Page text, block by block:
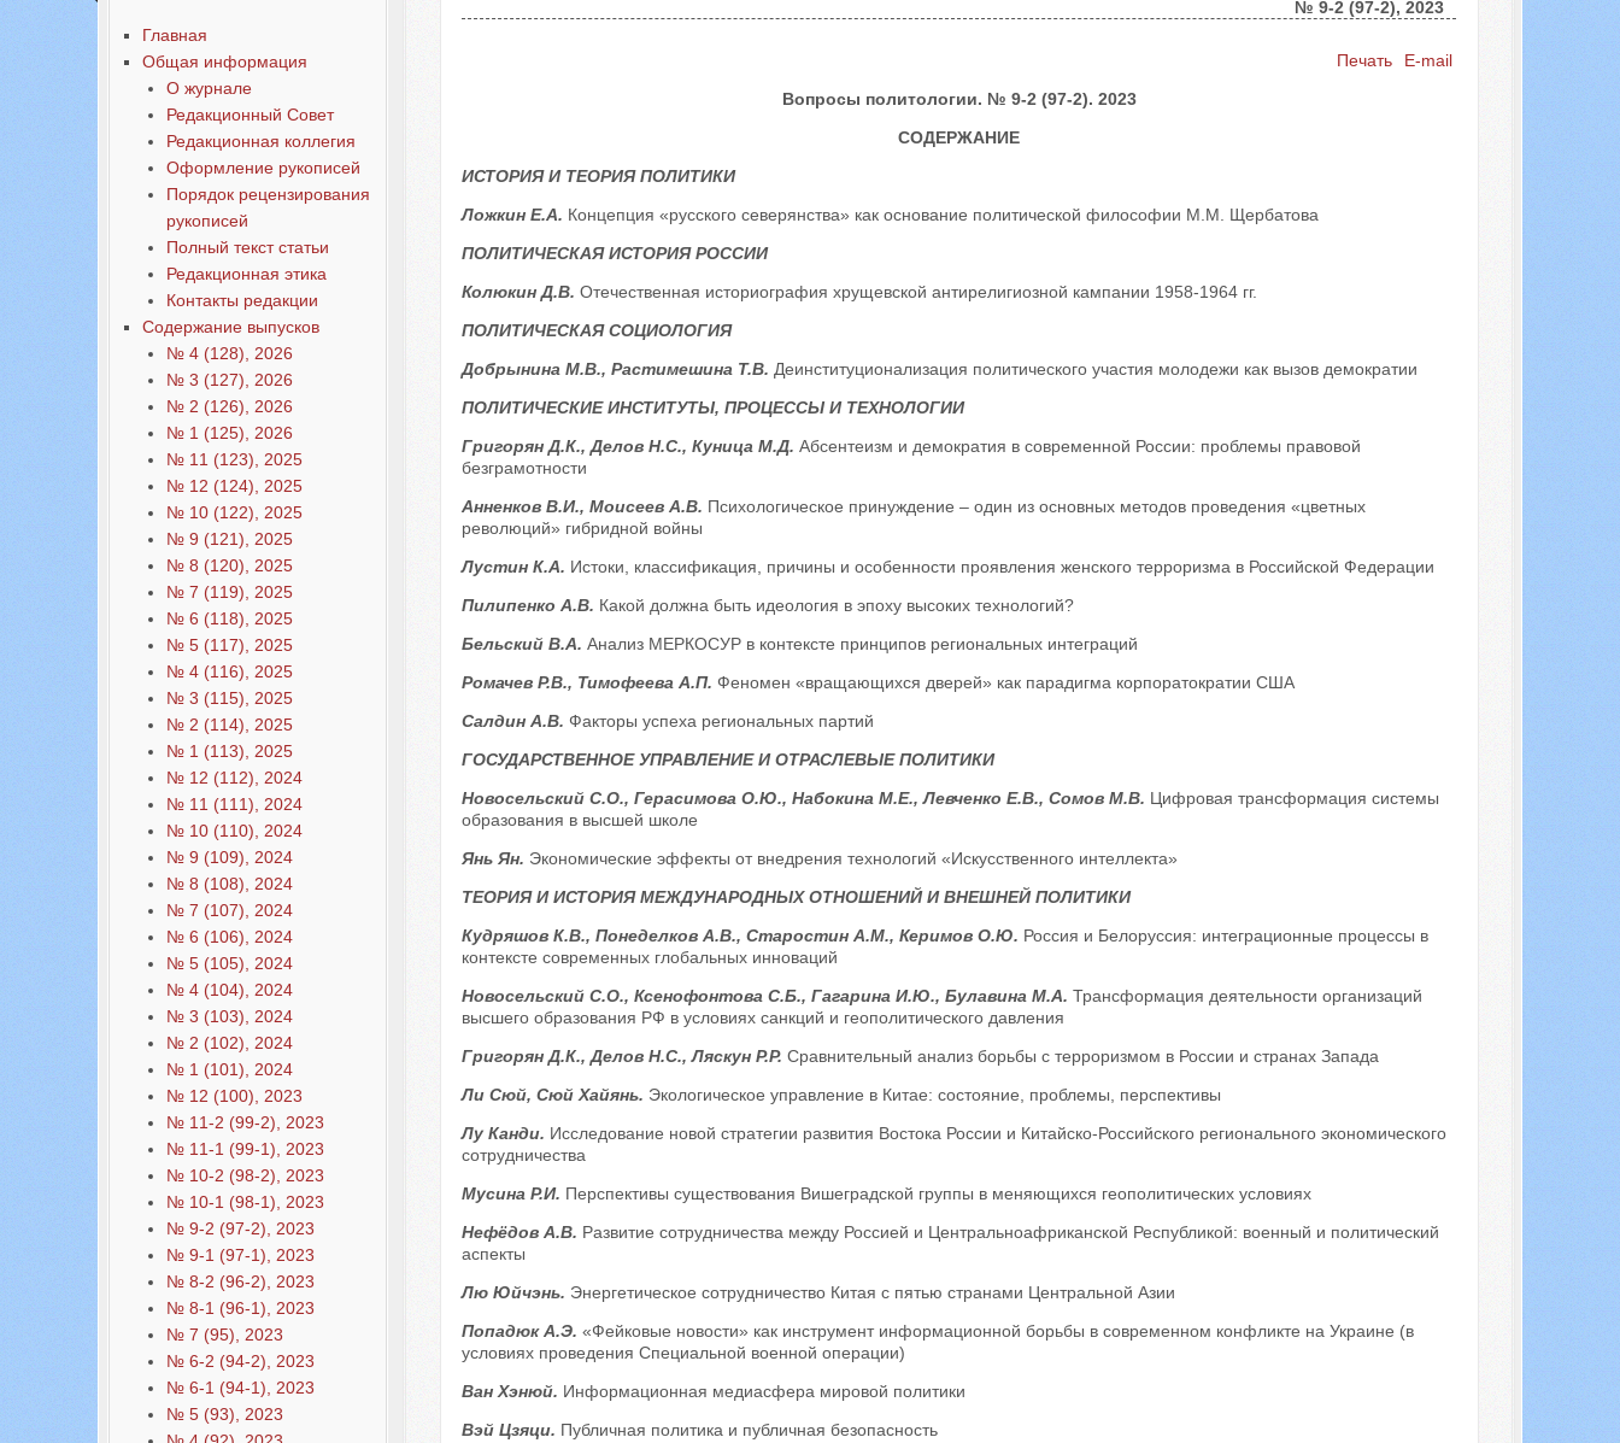
Искать...
Главная
Общая информация
О журнале
Редакционный Совет
Редакционная коллегия
Оформление рукописей
Порядок рецензирования
рукописей
Полный текст статьи
Редакционная этика
Контакты редакции
Содержание выпусков
№ 4 (128), 2026
№ 3 (127), 2026
№ 2 (126), 2026
№ 1 (125), 2026
№ 11 (123), 2025
№ 12 (124), 2025
№ 10 (122), 2025
№ 9 (121), 2025
№ 8 (120), 2025
№ 7 (119), 2025
№ 6 (118), 2025
№ 5 (117), 2025
№ 4 (116), 2025
№ 3 (115), 2025
№ 2 (114), 2025
№ 1 (113), 2025
№ 12 (112), 2024
№ 11 (111), 2024
№ 10 (110), 2024
№ 9 (109), 2024
№ 8 (108), 2024
№ 7 (107), 2024
№ 6 (106), 2024
№ 5 (105), 2024
№ 4 (104), 2024
№ 3 (103), 2024
№ 2 (102), 2024
№ 1 (101), 2024
№ 12 (100), 2023
№ 11-2 (99-2), 2023
№ 11-1 (99-1), 2023
№ 10-2 (98-2), 2023
№ 10-1 (98-1), 2023
№ 9-2 (97-2), 2023
№ 9-1 (97-1), 2023
№ 8-2 (96-2), 2023
№ 8-1 (96-1), 2023
№ 7 (95), 2023
№ 6-2 (94-2), 2023
№ 6-1 (94-1), 2023
№ 5 (93), 2023
№ 9-2 (97-2), 2023
Печать
E-mail
Вопросы политологии. № 9-2 (97-2). 2023
СОДЕРЖАНИЕ
ИСТОРИЯ И ТЕОРИЯ ПОЛИТИКИ
Ложкин Е.А. Концепция «русского северянства» как основание политической философии М.М. Щербатова
ПОЛИТИЧЕСКАЯ ИСТОРИЯ РОССИИ
Колюкин Д.В. Отечественная историография хрущевской антирелигиозной кампании 1958-1964 гг.
ПОЛИТИЧЕСКАЯ СОЦИОЛОГИЯ
Добрынина М.В., Растимешина Т.В. Деинституционализация политического участия молодежи как вызов демократии
ПОЛИТИЧЕСКИЕ ИНСТИТУТЫ, ПРОЦЕССЫ И ТЕХНОЛОГИИ
Григорян Д.К., Делов Н.С., Куница М.Д. Абсентеизм и демократия в современной России: проблемы правовой
безграмотности
Анненков В.И., Моисеев А.В. Психологическое принуждение – один из основных методов проведения «цветных
революций» гибридной войны
Лустин К.А. Истоки, классификация, причины и особенности проявления женского терроризма в Российской Федерации
Пилипенко А.В. Какой должна быть идеология в эпоху высоких технологий?
Бельский В.А. Анализ МЕРКОСУР в контексте принципов региональных интеграций
Ромачев Р.В., Тимофеева А.П. Феномен «вращающихся дверей» как парадигма корпоратократии США
Салдин А.В. Факторы успеха региональных партий
ГОСУДАРСТВЕННОЕ УПРАВЛЕНИЕ И ОТРАСЛЕВЫЕ ПОЛИТИКИ
Новосельский С.О., Герасимова О.Ю., Набокина М.Е., Левченко Е.В., Сомов М.В. Цифровая трансформация системы
образования в высшей школе
Янь Ян. Экономические эффекты от внедрения технологий «Искусственного интеллекта»
ТЕОРИЯ И ИСТОРИЯ МЕЖДУНАРОДНЫХ ОТНОШЕНИЙ И ВНЕШНЕЙ ПОЛИТИКИ
Кудряшов К.В., Понеделков А.В., Старостин А.М., Керимов О.Ю. Россия и Белоруссия: интеграционные процессы в
контексте современных глобальных инноваций
Новосельский С.О., Ксенофонтова С.Б., Гагарина И.Ю., Булавина М.А. Трансформация деятельности организаций
высшего образования РФ в условиях санкций и геополитического давления
Григорян Д.К., Делов Н.С., Ляскун Р.Р. Cравнительный анализ борьбы с терроризмом в России и странах Запада
Ли Сюй, Сюй Хайянь. Экологическое управление в Китае: состояние, проблемы, перспективы
Лу Канди. Исследование новой стратегии развития Востока России и Китайско-Российского регионального экономического
сотрудничества
Мусина Р.И. Перспективы существования Вишеградской группы в меняющихся геополитических условиях
Нефёдов А.В. Развитие сотрудничества между Россией и Центральноафриканской Республикой: военный и политический
аспекты
Лю Юйчэнь. Энергетическое сотрудничество Китая с пятью странами Центральной Азии
Попадюк А.Э. «Фейковые новости» как инструмент информационной борьбы в современном конфликте на Украине (в
условиях проведения Специальной военной операции)
Ван Хэнюй. Информационная медиасфера мировой политики
Вэй Цзяци. Публичная политика и публичная безопасность